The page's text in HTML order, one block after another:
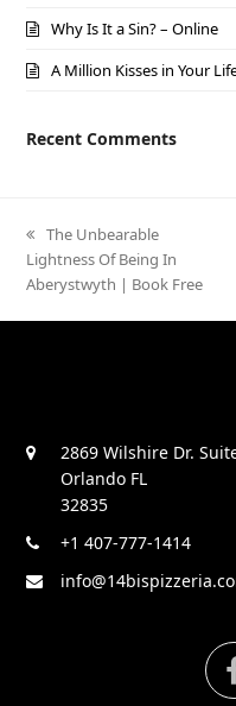
Why Is It a Sin? – Online
A Million Kisses in Your
Recent Comments
previous
post:
The Unbearable
Lightness Of Being In
Aberystwyth | Book Free
2869 Wilshire Dr.
Orlando FL
32835
+1 407-777-1414